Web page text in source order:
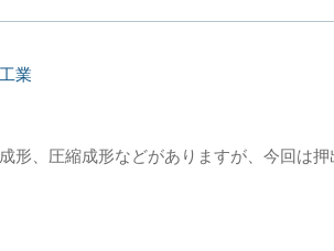
業
形、圧縮成形などがありますが、今回は